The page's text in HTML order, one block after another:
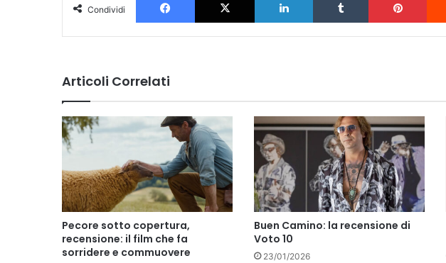
Condividi
Articoli Correlati
Pecore sotto copertura,
recensione: il film che fa
sorridere e commuovere
Buen Camino: la recensione di
Voto 10
23/01/2026